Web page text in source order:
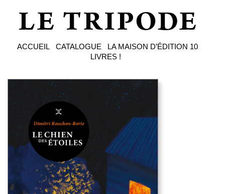
ACCUEIL CATALOGUE LA MAISON D’ÉDITION 10
LIVRES !